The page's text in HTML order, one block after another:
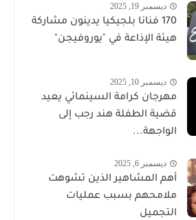
ديسمبر 19, 2025
170 فنانا بلجيكيا يدينون مشاركة
هيئة الإذاعة في "يوروفيجن"
ديسمبر 10, 2025
مهرجان كرامة السينمائي يعيد
قضية الطفلة هند رجب إلى
الواجهة...
ديسمبر 6, 2025
أهم المشاهير الذين تشوهت
ملامحهم بسبب عمليات
التجميل